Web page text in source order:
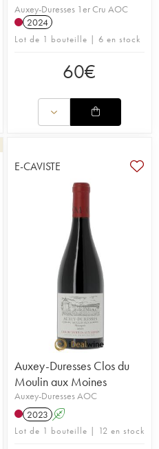
Auxey-Duresses 1er Cru AOC
2024
Lot de 1 bouteille | 6 en stock
60€
E-CAVISTE
Auxey-Duresses Clos du
Moulin aux Moines
Auxey-Duresses AOC
2023 A
Lot de 1 bouteille | 12 en stock